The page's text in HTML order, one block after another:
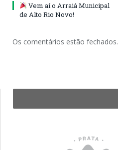
Vem aí o Arraiá Municipal
de Alto Rio Novo!
Os comentários estão fechados.